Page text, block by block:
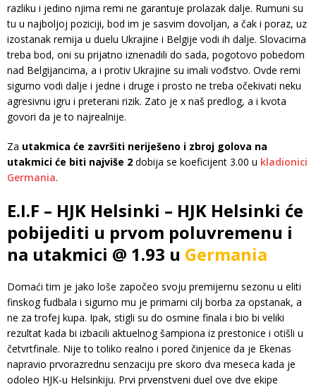
razliku i jedino njima remi ne garantuje prolazak dalje. Rumuni su
tu u najboljoj poziciji, bod im je sasvim dovoljan, a čak i poraz, uz
izostanak remija u duelu Ukrajine i Belgije vodi ih dalje. Slovacima
treba bod, oni su prijatno iznenadili do sada, pogotovo pobedom
nad Belgijancima, a i protiv Ukrajine su imali vođstvo. Ovde remi
sigurno vodi dalje i jedne i druge i prosto ne treba očekivati neku
agresivnu igru i preterani rizik. Zato je x naš predlog, a i kvota
govori da je to najrealnije.
Za utakmica će završiti neriješeno i zbroj golova na
utakmici će biti najviše 2 dobija se koeficijent 3.00 u kladionici
Germania.
E.I.F – HJK Helsinki – HJK Helsinki će
pobijediti u prvom poluvremenu i
na utakmici @ 1.93 u Germania
Domaći tim je jako loše započeo svoju premijernu sezonu u eliti
finskog fudbala i sigurno mu je primarni cilj borba za opstanak, a
ne za trofej kupa. Ipak, stigli su do osmine finala i bio bi veliki
rezultat kada bi izbacili aktuelnog šampiona iz prestonice i otišli u
četvrtfinale. Nije to toliko realno i pored činjenice da je Ekenas
napravio prvorazrednu senzaciju pre skoro dva meseca kada je
odoleo HJK-u Helsinkiju. Prvi prvenstveni duel ove dve ekipe